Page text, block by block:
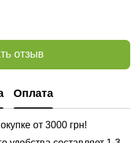
отзыв
Оплата
от 3000 грн!